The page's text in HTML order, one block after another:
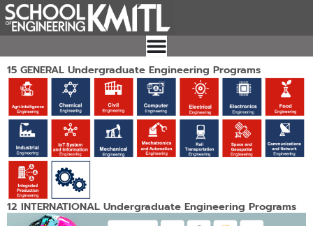
Skip
to
15 GENERAL Undergraduate Engineering Programs
12 INTERNATIONAL Undergraduate Engineering Programs